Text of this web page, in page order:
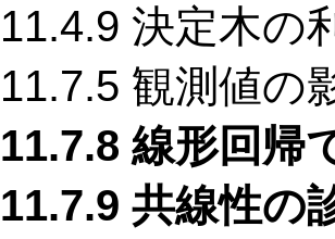
11.4.9 決定木の
11.7.5 観測値の
11.7.8 線形回帰
11.7.9 共線性の